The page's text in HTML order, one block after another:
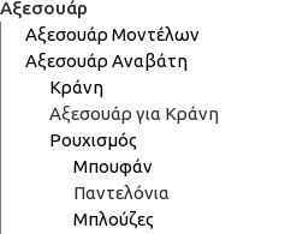
Αξεσουάρ
Αξεσουάρ Μοντέλων
Αξεσουάρ Αναβάτη
Κράνη
Αξεσουάρ για Κράνη
Ρουχισμός
Μπουφάν
Παντελόνια
Μπλούζες